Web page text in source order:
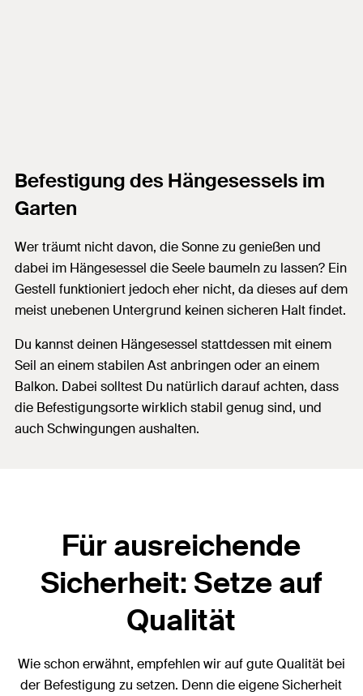
Befestigung des Hängesessels im
Garten
Wer träumt nicht davon, die Sonne zu genießen und
dabei im Hängesessel die Seele baumeln zu lassen? Ein
Gestell funktioniert jedoch eher nicht, da dieses auf dem
meist unebenen Untergrund keinen sicheren Halt findet.
Du kannst deinen Hängesessel stattdessen mit einem
Seil an einem stabilen Ast anbringen oder an einem
Balkon. Dabei solltest Du natürlich darauf achten, dass
die Befestigungsorte wirklich stabil genug sind, und
auch Schwingungen aushalten.
Für ausreichende
Sicherheit: Setze auf
Qualität
Wie schon erwähnt, empfehlen wir auf gute Qualität bei
der Befestigung zu setzen. Denn die eigene Sicherheit